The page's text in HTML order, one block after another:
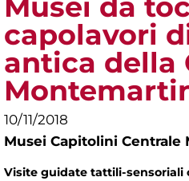
capolavori
antica della
10/11/2018
Musei Capitolini
Visite guidate tattili-sensoriali